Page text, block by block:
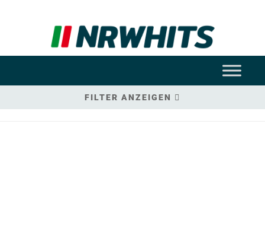
FILTER ANZEIGEN